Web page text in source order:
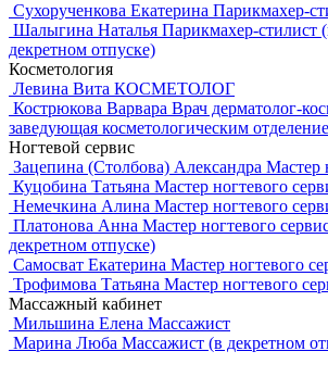
Сухорученкова Екатерина Парикмахер-
Шалыгина Наталья Парикмахер-стилист
декретном отпуске)
Косметология
Левина Вита КОСМЕТОЛОГ
Кострюкова Варвара Врач дерматолог-
заведующая косметологическим
Ногтевой сервис
Зацепина (Столбова) Александра Мастер
Куцобина Татьяна Мастер ногтевого
Немечкина Алина Мастер ногтевого
Платонова Анна Мастер ногтевого
декретном отпуске)
Самосват Екатерина Мастер ногтевого
Трофимова Татьяна Мастер ногтевого
Массажный кабинет
Мильшина Елена Массажист
Марина Люба Массажист (в декретном